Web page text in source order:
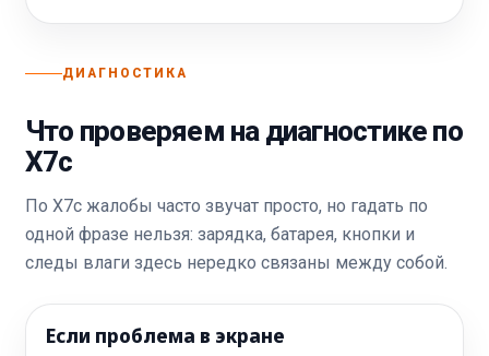
ДИАГНОСТИКА
Что проверяем на диагностике по
X7c
По X7c жалобы часто звучат просто, но гадать по
одной фразе нельзя: зарядка, батарея, кнопки и
следы влаги здесь нередко связаны между собой.
Если проблема в экране